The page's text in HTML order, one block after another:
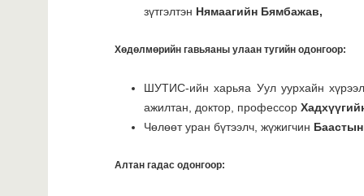
зүтгэлтэн Нямаагийн Бямбажав,
Хөдөлмөрийн гавьяаны улаан тугийн одонгоор:
ШУТИС-ийн харьяа Уул уурхайн
ажилтан, доктор, профессор
Чөлөөт уран бүтээлч, жүжигчин
Алтан гадас одонгоор: